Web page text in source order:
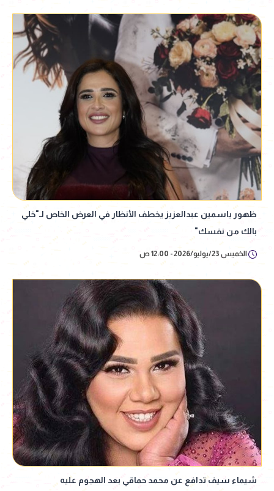
ظهور ياسمين عبدالعزيز يخطف الأنظار في العرض الخاص لـ"خلي
بالك من نفسك"
الخميس 23/يوليو/2026 - 12:00 ص
شيماء سيف تدافع عن محمد حماقي بعد الهجوم عليه